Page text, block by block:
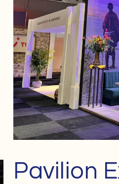
Pavilion